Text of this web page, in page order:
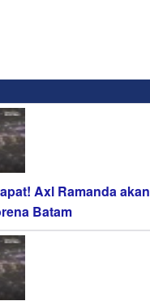
Axl Ramanda akan
Batam